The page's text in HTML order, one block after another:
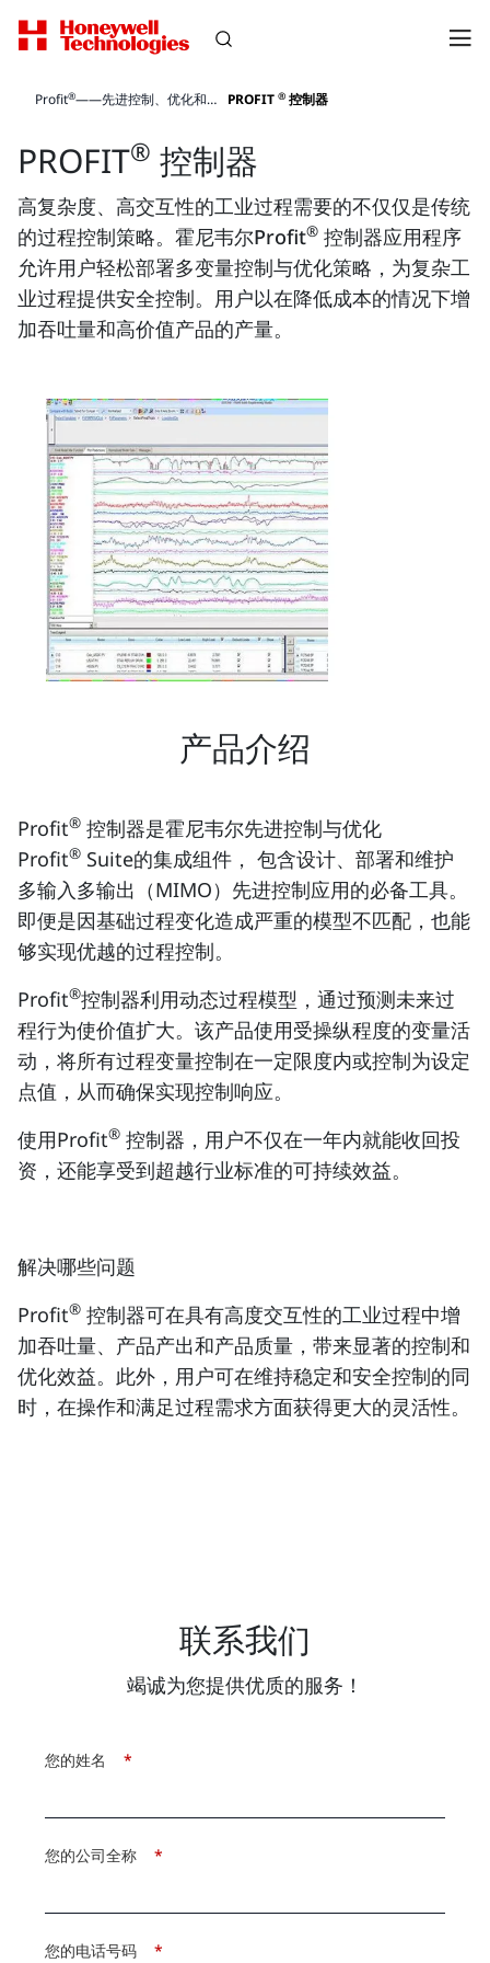
Profit®——先进控制、优化和监测软件 PROFIT ® 控制器
PROFIT® 控制器
高复杂度、高交互性的工业过程需要的不仅仅是传统
的过程控制策略。霍尼韦尔Profit® 控制器应用程序
允许用户轻松部署多变量控制与优化策略，为复杂工
业过程提供安全控制。用户以在降低成本的情况下增
加吞吐量和高价值产品的产量。
产品介绍
Profit® 控制器是霍尼韦尔先进控制与优化
Profit® Suite的集成组件， 包含设计、部署和维护
多输入多输出（MIMO）先进控制应用的必备工具。
即便是因基础过程变化造成严重的模型不匹配，也能
够实现优越的过程控制。
Profit®控制器利用动态过程模型，通过预测未来过
程行为使价值扩大。该产品使用受操纵程度的变量活
动，将所有过程变量控制在一定限度内或控制为设定
点值，从而确保实现控制响应。
使用Profit® 控制器，用户不仅在一年内就能收回投
资，还能享受到超越行业标准的可持续效益。
解决哪些问题
Profit® 控制器可在具有高度交互性的工业过程中增
加吞吐量、产品产出和产品质量，带来显著的控制和
优化效益。此外，用户可在维持稳定和安全控制的同
时，在操作和满足过程需求方面获得更大的灵活性。
联系我们
竭诚为您提供优质的服务！
*
您的姓名
*
您的公司全称
*
您的电话号码